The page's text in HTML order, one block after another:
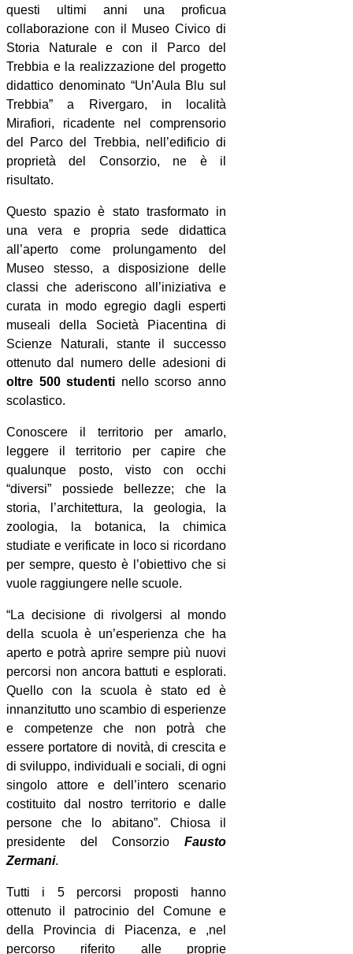
questi ultimi anni una proficua
collaborazione con il Museo Civico di
Storia Naturale e con il Parco del
Trebbia e la realizzazione del progetto
didattico denominato “Un’Aula Blu sul
Trebbia” a Rivergaro, in località
Mirafiori, ricadente nel comprensorio
del Parco del Trebbia, nell’edificio di
proprietà del Consorzio, ne è il
risultato.
Questo spazio è stato trasformato in
una vera e propria sede didattica
all’aperto come prolungamento del
Museo stesso, a disposizione delle
classi che aderiscono all’iniziativa e
curata in modo egregio dagli esperti
museali della Società Piacentina di
Scienze Naturali, stante il successo
ottenuto dal numero delle adesioni di
oltre 500 studenti nello scorso anno
scolastico.
Conoscere il territorio per amarlo,
leggere il territorio per capire che
qualunque posto, visto con occhi
“diversi” possiede bellezze; che la
storia, l’architettura, la geologia, la
zoologia, la botanica, la chimica
studiate e verificate in loco si ricordano
per sempre, questo è l’obiettivo che si
vuole raggiungere nelle scuole.
“La decisione di rivolgersi al mondo
della scuola è un’esperienza che ha
aperto e potrà aprire sempre più nuovi
percorsi non ancora battuti e esplorati.
Quello con la scuola è stato ed è
innanzitutto uno scambio di esperienze
e competenze che non potrà che
essere portatore di novità, di crescita e
di sviluppo, individuali e sociali, di ogni
singolo attore e dell’intero scenario
costituito dal nostro territorio e dalle
persone che lo abitano”. Chiosa il
presidente del ConsorzioFausto
Zermani.
Tutti i 5 percorsi proposti hanno
ottenuto il patrocinio del Comune e
della Provincia di Piacenza, e ,nel
percorso riferito alle proprie